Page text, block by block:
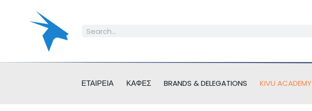
ΕΤΑΙΡΕΊΑ ΚΑΦΈΣ BRANDS & DELEGATIONS KIVU ACADEMY